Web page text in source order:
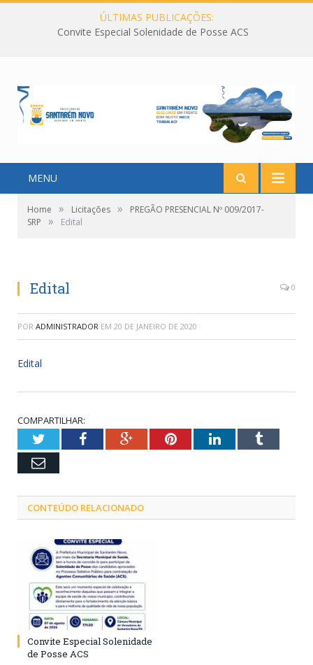
ÚLTIMAS PUBLICAÇÕES:
Convite Especial Solenidade de Posse ACS
MENU
Home » Licitações »
PREGÃO PRESENCIAL Nº 009/2017-
SRP
» Edital
Edital 0
POR ADMINISTRADOR EM 20 DE JANEIRO DE 2020
Edital
COMPARTILHAR:
TwitterFacebookGoogle+PinterestLinkedInTumblr
Email
CONTEÚDO RELACIONADO
Convite Especial Solenidade
de Posse ACS